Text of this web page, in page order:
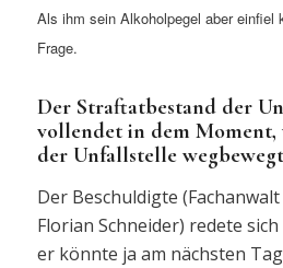
Als ihm sein Alkoholpegel aber einfiel
Frage.
Der Straftatbestand der
vollendet in dem Moment,
der Unfallstelle
Der Beschuldigte
Florian Schneider) redete
er könnte ja am nächsten